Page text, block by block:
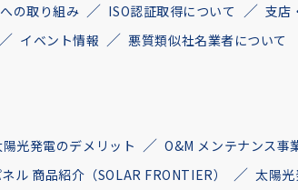
の取り組み ISO認証取得について 支店
イベント情報 悪質類似社名業者について
陽光発電のデメリット O&M メンテナンス事
ル 商品紹介（SOLAR FRONTIER） 太陽